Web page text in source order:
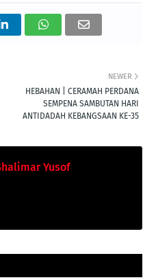
NEWER
HEBAHAN | CERAMAH PERDANA
SEMPENA SAMBUTAN HARI
ANTIDADAH KEBANGSAAN KE-35
Yusof